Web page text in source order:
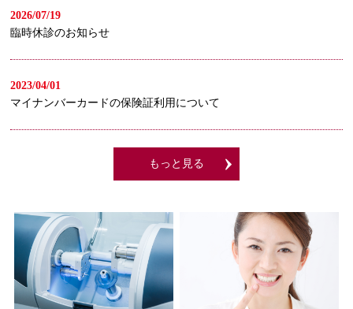
小児歯科
審美歯科
ニュース
ブログ
2026/07/19
臨時休診のお知らせ
2023/04/01
マイナンバーカードの保険証利用について
もっと見る